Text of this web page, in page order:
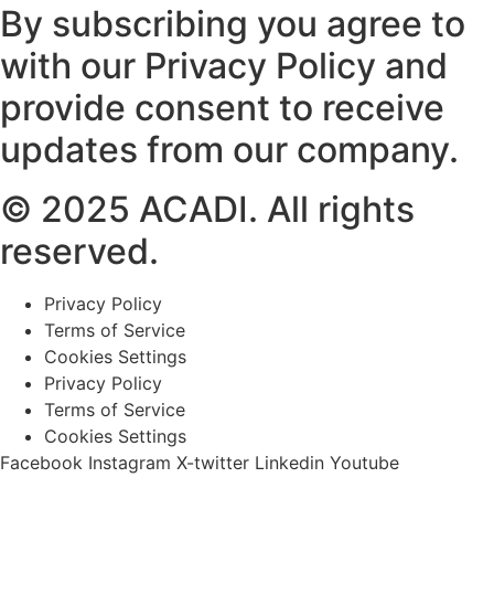
By subscribing you agree to
with our Privacy Policy and
provide consent to receive
updates from our company.
© 2025 ACADI. All rights
reserved.
Privacy Policy
Terms of Service
Cookies Settings
Privacy Policy
Terms of Service
Cookies Settings
Facebook Instagram X-twitter Linkedin Youtube